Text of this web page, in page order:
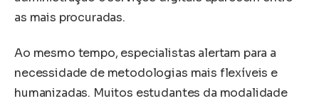
as mais procuradas.
Ao mesmo tempo, especialistas alertam para a
necessidade de metodologias mais flexíveis e
humanizadas. Muitos estudantes da modalidade